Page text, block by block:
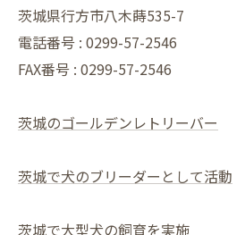
茨城県行方市八木蒔535-7
電話番号 : 0299-57-2546
FAX番号 : 0299-57-2546
茨城のゴールデンレトリーバー
茨城で犬のブリーダーとして活動
茨城で大型犬の飼育を実施